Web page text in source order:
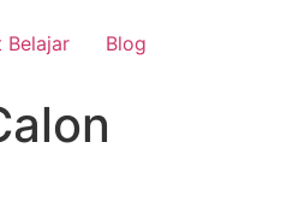
Belajar Blog